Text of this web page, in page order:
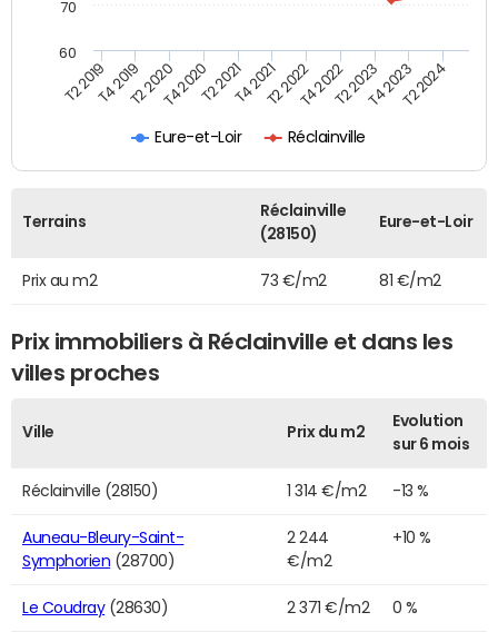
Eure-et-Loir Réclainville
T2 2019T4 2019T2 2020T4 2020T2 2021T4 2021T2 2022T4 2022T2 2023T4 2023T2 2024
60
70
Terrains
Réclainville
(28150)
Eure-et-Loir
Prix au m2 73 €/m2 81 €/m2
Prix immobiliers à Réclainville et dans les
villes proches
Ville Prix du m2
Evolution
sur 6 mois
Réclainville (28150) 1 314 €/m2 -13 %
Auneau-Bleury-Saint-
Symphorien (28700)
2 244
€/m2
+10 %
Le Coudray(28630) 2 371 €/m2 0 %